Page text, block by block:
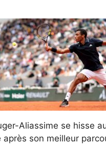
Aliassime se hisse
après son meilleur